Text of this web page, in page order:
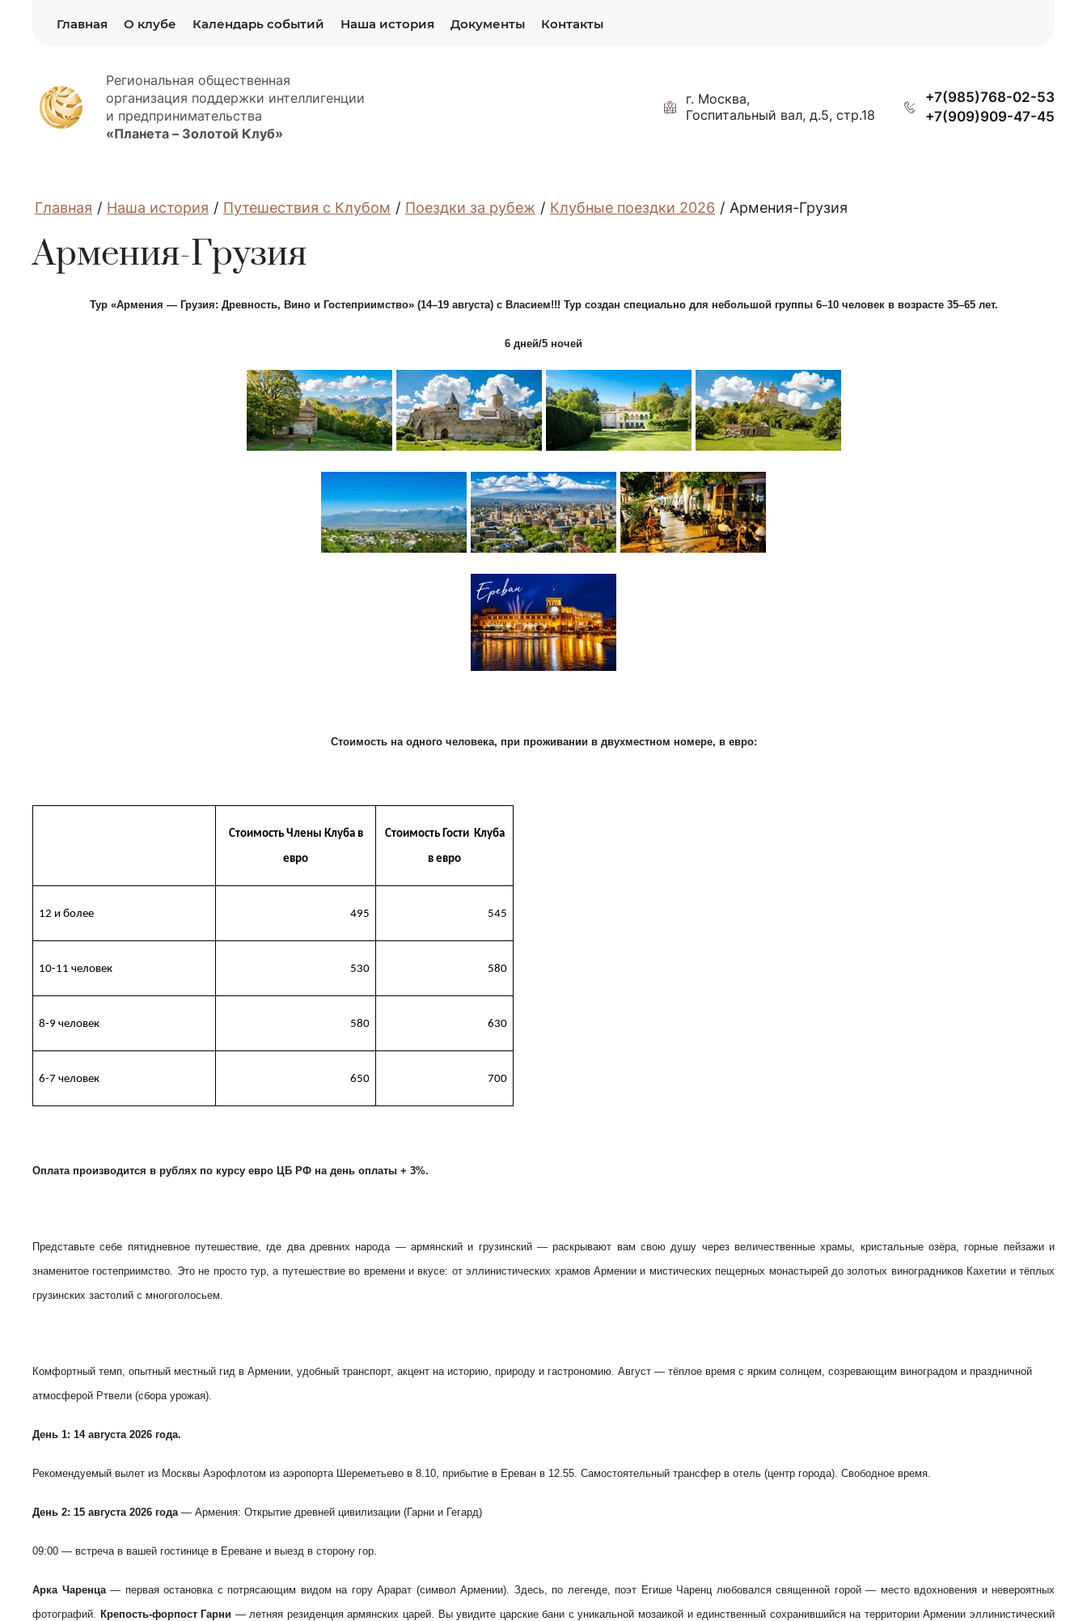
Главная О клубе Календарь событий Наша история Документы Контакты
Региональная общественная
организация поддержки интеллигенции
и предпринимательства
«Планета – Золотой Клуб»
г. Москва,
Госпитальный вал, д.5, стр.18
+7(985)768-02-53
+7(909)909-47-45
Главная / Наша история / Путешествия с Клубом / Поездки за рубеж / Клубные поездки 2026 / Армения-Грузия
Армения-Грузия
Тур «Армения — Грузия: Древность, Вино и Гостеприимство» (14–19 августа) с Власием!!! Тур создан специально для небольшой группы 6–10 человек в возрасте 35–65 лет.
6 дней/5 ночей
Стоимость на одного человека, при проживании в двухместном номере, в евро:
Стоимость Члены Клуба в
евро
Стоимость Гости Клуба
в евро
12 и более 495 545
10-11 человек 530 580
8-9 человек 580 630
6-7 человек 650 700
Оплата производится в рублях по курсу евро ЦБ РФ на день оплаты + 3%.
Представьте себе пятидневное путешествие, где два древних народа — армянский и грузинский — раскрывают вам свою душу через величественные храмы, кристальные озёра, горные пейзажи и
знаменитое гостеприимство. Это не просто тур, а путешествие во времени и вкусе: от эллинистических храмов Армении и мистических пещерных монастырей до золотых виноградников Кахетии и тёплых
грузинских застолий с многоголосьем.
Комфортный темп, опытный местный гид в Армении, удобный транспорт, акцент на историю, природу и гастрономию. Август — тёплое время с ярким солнцем, созревающим виноградом и праздничной
атмосферой Ртвели (сбора урожая).
День 1: 14 августа 2026 года.
Рекомендуемый вылет из Москвы Аэрофлотом из аэропорта Шереметьево в 8.10, прибытие в Ереван в 12.55. Самостоятельный трансфер в отель (центр города). Свободное время.
День 2: 15 августа 2026 года— Армения: Открытие древней цивилизации (Гарни и Гегард)
09:00 — встреча в вашей гостинице в Ереване и выезд в сторону гор.
Арка Чаренца— первая остановка с потрясающим видом на гору Арарат (символ Армении). Здесь, по легенде, поэт Егише Чаренц любовался священной горой — место вдохновения и невероятных
фотографий. Крепость-форпост Гарни — летняя резиденция армянских царей. Вы увидите царские бани с уникальной мозаикой и единственный сохранившийся на территории Армении эллинистический